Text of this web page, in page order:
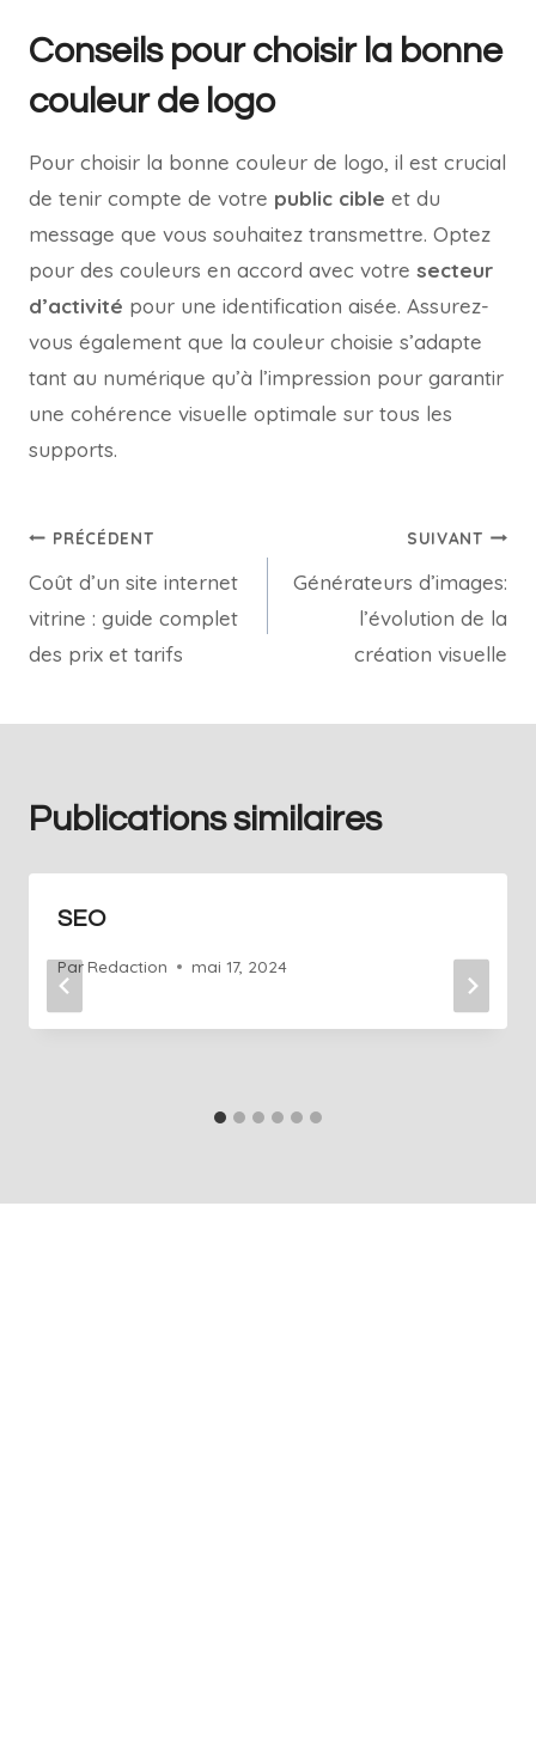
Conseils pour choisir la bonne
couleur de logo
Pour choisir la bonne couleur de logo, il est crucial
de tenir compte de votre public cible et du
message que vous souhaitez transmettre. Optez
pour des couleurs en accord avec votre secteur
d’activité pour une identification aisée. Assurez-
vous également que la couleur choisie s’adapte
tant au numérique qu’à l’impression pour garantir
une cohérence visuelle optimale sur tous les
supports.
PRÉCÉDENT
Coût d’un site internet
vitrine : guide complet
des prix et tarifs
SUIVANT
Générateurs d’images:
l’évolution de la
création visuelle
Publications similaires
SEO
Par Redaction mai 17, 2024